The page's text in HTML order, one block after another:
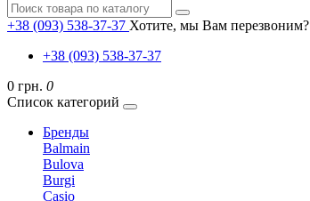
+38 (093) 538-37-37 Хотите, мы Вам перезвоним?
+38 (093) 538-37-37
0 грн. 0
Список категорий
Бренды
Balmain
Bulova
Burgi
Casio